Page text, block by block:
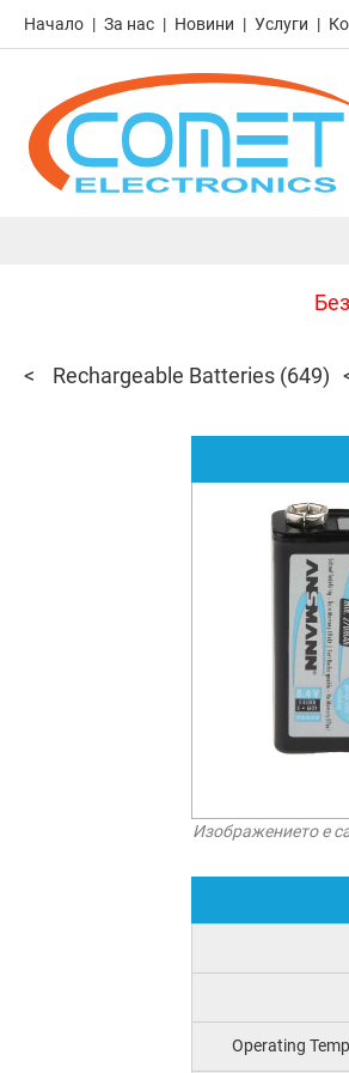
Начало За нас Новини Услуги
Rechargeable Batteries (649)
Изображението е
Operating